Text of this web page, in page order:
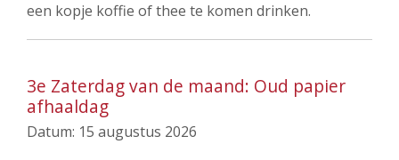
een kopje koffie of thee te komen drinken.
3e Zaterdag van de maand: Oud papier
afhaaldag
Datum: 15 augustus 2026